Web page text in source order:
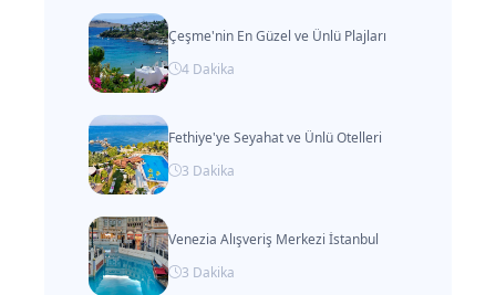
Çeşme'nin En Güzel ve Ünlü Plajları
4 Dakika
Fethiye'ye Seyahat ve Ünlü Otelleri
3 Dakika
Venezia Alışveriş Merkezi İstanbul
3 Dakika